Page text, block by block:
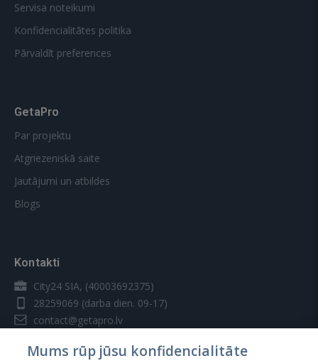
Servisa noteikumi
Konfidencialitātes politika
Pārvaldīt preferences
GetaPro
Par projektu
Atgriezeniskā saite
Jautājumi un atbildes
Blogs
Kontakti
City24 SIA, (40003692375)
28259069 (darba dien. 09-17)
contact@getapro.lv
Mums rūp jūsu konfidencialitāte